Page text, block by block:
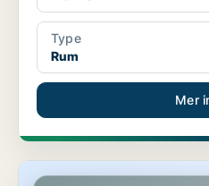
Type
Rum
Mer
Rum i Limhamn/Bunkeflo